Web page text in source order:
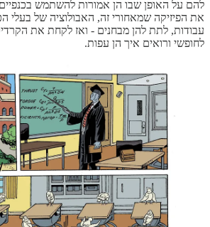
להם על האופן שבו הן אמורות להשתמש
את הפיזיקה שמאחורי זה, האבולוציה של בעלי
עבודות, לתת להן מבחנים - ואז לקחת את
לחופשי ורואים איך הן עפות.